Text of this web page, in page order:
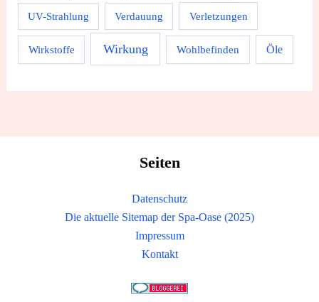
UV-Strahlung Verdauung Verletzungen
Wirkstoffe Wirkung Wohlbefinden Öle
Seiten
Datenschutz
Die aktuelle Sitemap der Spa-Oase (2025)
Impressum
Kontakt